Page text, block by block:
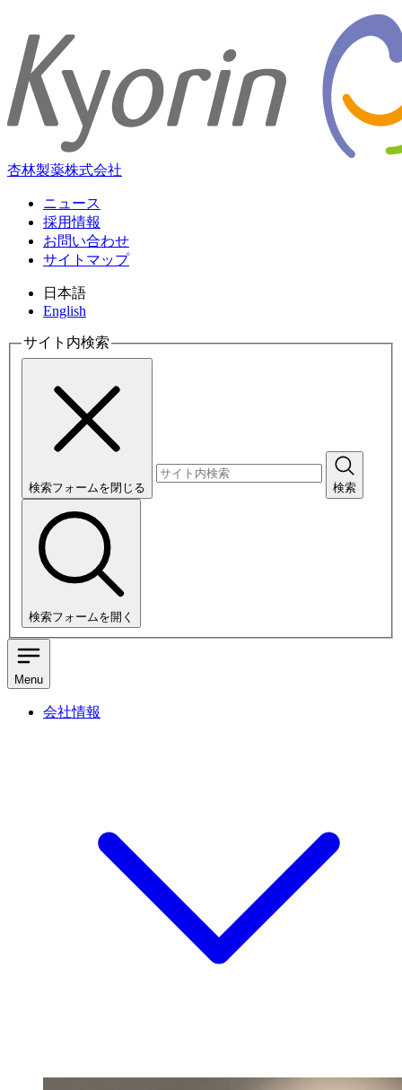
杏林製薬株式会社
ニュース
採用情報
お問い合わせ
サイトマップ
日本語
English
サイト内検索
検索フォームを閉じる 検索
検索フォームを開く
Menu
会社情報